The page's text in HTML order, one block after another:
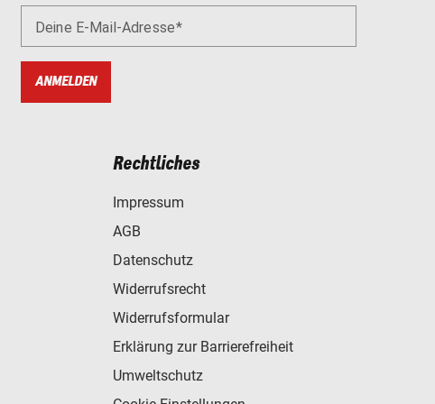
Deine E-Mail-Adresse
ANMELDEN
Rechtliches
Impressum
AGB
Datenschutz
Widerrufsrecht
Widerrufsformular
Erklärung zur Barrierefreiheit
Umweltschutz